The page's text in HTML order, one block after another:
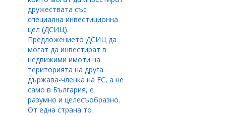
дружествата със
специална инвестиционна
цел (ДСИЦ).
Предложението ДСИЦ да
могат да инвестират в
недвижими имоти на
територията на друга
държава-членка на ЕС, а не
само в България, е
разумно и целесъобразно.
От една страна то